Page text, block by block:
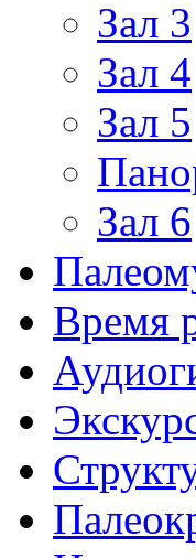
Зал 3
Зал 4
Зал 5
Зал 6
Время